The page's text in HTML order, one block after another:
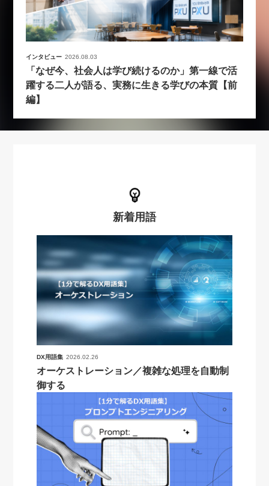
インタビュー 2026.08.03
「なぜ今、社会人は学び続けるのか」第一線で活
躍する二人が語る、実務に生きる学びの本質【前
編】
新着用語
DX用語集 2026.02.26
オーケストレーション／複雑な処理を自動制
御する